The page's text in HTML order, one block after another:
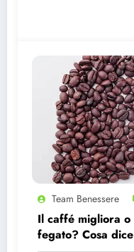
Team Benessere
Il caffé migliora
fegato? Cosa